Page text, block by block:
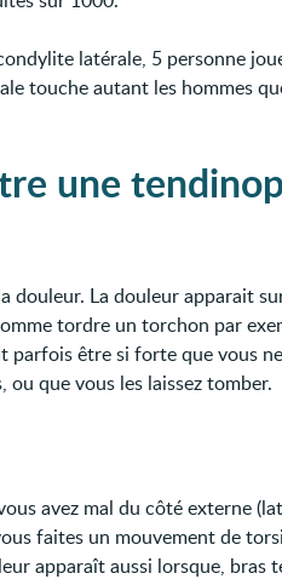
latérale, 5 personne
touche autant les hommes
une
douleur. La douleur apparait
tordre un torchon par
être si forte que vous
ou que vous les laissez tomber.
avez mal du côté externe
faites un mouvement de
apparaît aussi lorsque, bras